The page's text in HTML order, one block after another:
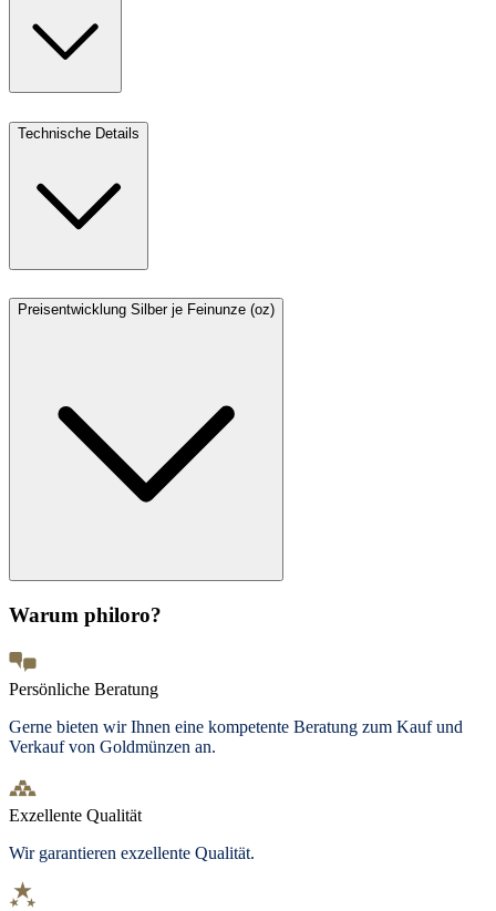
Technische Details
Preisentwicklung Silber je Feinunze (oz)
Warum philoro?
Persönliche Beratung
Gerne bieten wir Ihnen eine kompetente Beratung zum Kauf und
Verkauf von Goldmünzen an.
Exzellente Qualität
Wir garantieren exzellente Qualität.